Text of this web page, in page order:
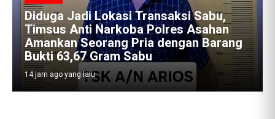
Headline
Satres Narkoba Polres Asahan
Amankan Pria Pengedar Sabu, Sita
19,60 Gram Barang Bukti
14 jam ago yang lalu